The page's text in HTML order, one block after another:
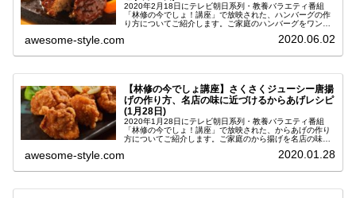
2020年2月18日にテレビ朝日系列・教養バラエティ番組
「林修の今でしょ！講座」で放映された、ハンバーグの作
り方についてご紹介します。ご家庭のハンバーグをワンラ
awesome-style.com 2020.06.02
【林修の今でしょ講座】さくさくジューシー唐揚
げの作り方、名店の味に近づけるからあげレシピ
(1月28日)
2020年1月28日にテレビ朝日系列・教養バラエティ番組
「林修の今でしょ！講座」で放映された、からあげの作り
方についてご紹介します。ご家庭のから揚げを名店の味に
awesome-style.com 2020.01.28